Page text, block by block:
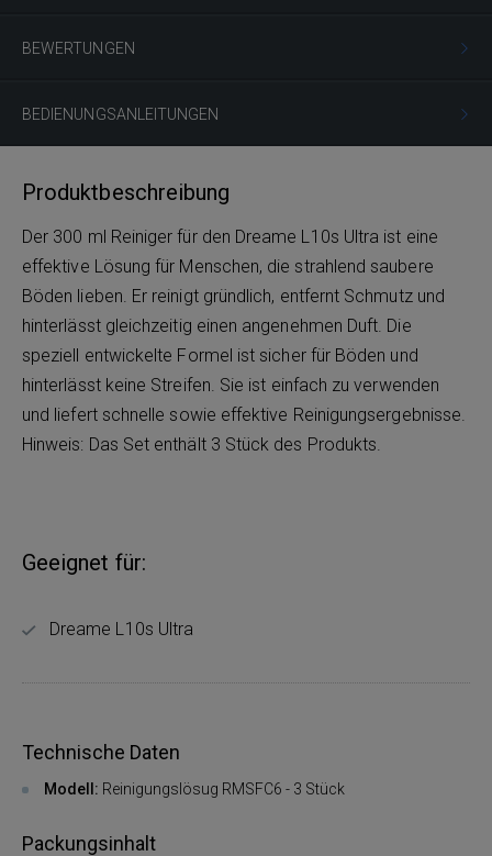
BEWERTUNGEN
BEDIENUNGSANLEITUNGEN
Produktbeschreibung
Der 300 ml Reiniger für den Dreame L10s Ultra ist eine
effektive Lösung für Menschen, die strahlend saubere
Böden lieben. Er reinigt gründlich, entfernt Schmutz und
hinterlässt gleichzeitig einen angenehmen Duft. Die
speziell entwickelte Formel ist sicher für Böden und
hinterlässt keine Streifen. Sie ist einfach zu verwenden
und liefert schnelle sowie effektive Reinigungsergebnisse.
Hinweis: Das Set enthält 3 Stück des Produkts.
Geeignet für:
Dreame L10s Ultra
Technische Daten
Modell: Reinigungslösug RMSFC6 - 3 Stück
Packungsinhalt